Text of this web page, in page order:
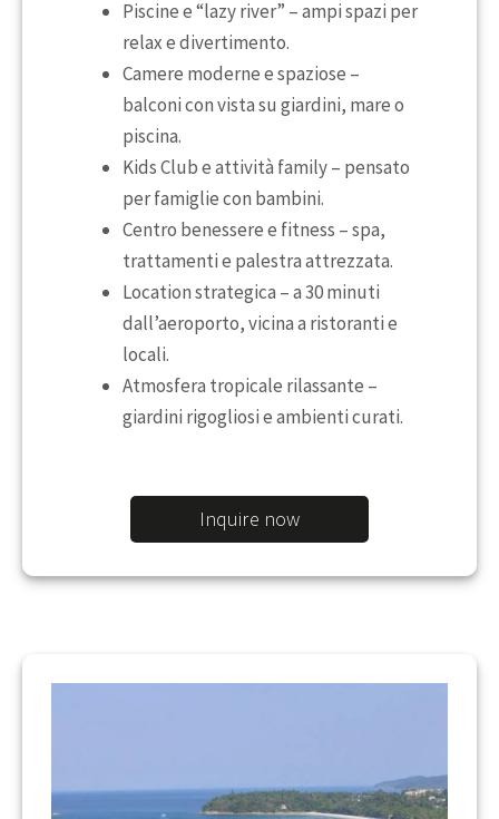
Piscine e “lazy river” – ampi spazi per
relax e divertimento.
Camere moderne e spaziose –
balconi con vista su giardini, mare o
piscina.
Kids Club e attività family – pensato
per famiglie con bambini.
Centro benessere e fitness – spa,
trattamenti e palestra attrezzata.
Location strategica – a 30 minuti
dall’aeroporto, vicina a ristoranti e
locali.
Atmosfera tropicale rilassante –
giardini rigogliosi e ambienti curati.
Inquire now